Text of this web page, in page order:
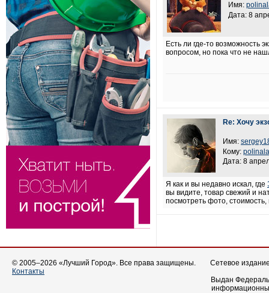
Имя:
Дата: 8
Есть ли где-то возможность
вопросом, но пока что не
Re: Хочу
Имя:
Кому:
Дата: 8
Я как и вы недавно искал, где
вы видите, товар свежий и
посмотреть фото,
© 2005–2026 «Лучший Город». Все права защищены.
Контакты
Сетевое
Выдан